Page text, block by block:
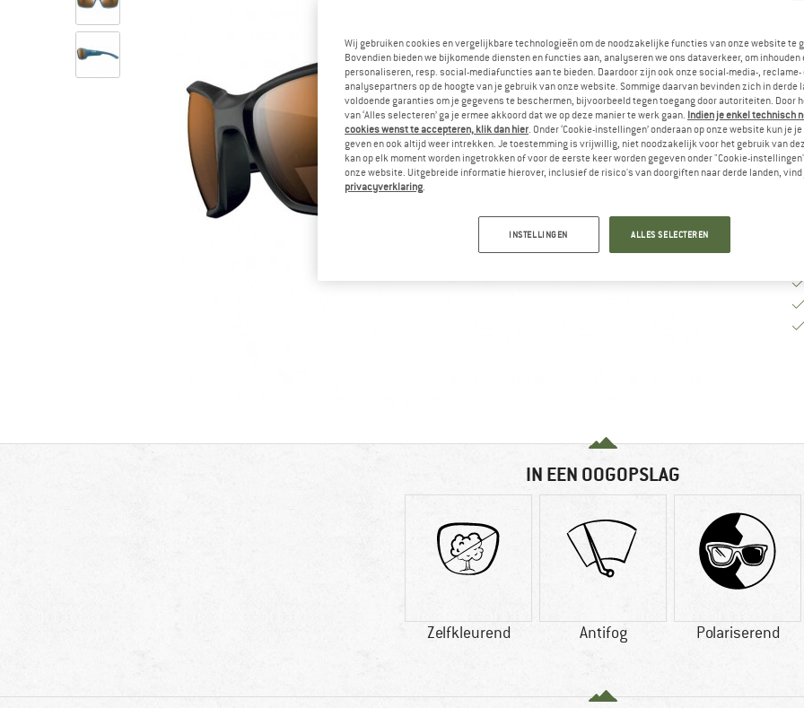
IN EEN OOGOPSLAG
Zelfkleurend Antifog Polariserend
Wij gebruiken cookies en vergelijkbare technologieën om de noodzakelijke functies van onze website te
Bovendien bieden we bijkomende diensten en functies aan, analyseren we ons dataverkeer, om inhouden
personaliseren, resp. social-mediafuncties aan te bieden. Daardoor zijn ook onze social-media-, reclame-
analysepartners op de hoogte van je gebruik van onze website. Sommige daarvan bevinden zich in derde
voldoende garanties om je gegevens te beschermen, bijvoorbeeld tegen toegang door autoriteiten. Door
van ‘Alles selecteren’ ga je ermee akkoord dat we op deze manier te werk gaan. Indien je enkel technisch
cookies wenst te accepteren, klik dan hier. Onder ‘Cookie-instellingen’ onderaan op onze website kun je
geven en ook altijd weer intrekken. Je toestemming is vrijwillig, niet noodzakelijk voor het gebruik van
kan op elk moment worden ingetrokken of voor de eerste keer worden gegeven onder "Cookie-
onze website. Uitgebreide informatie hierover, inclusief de risico's van doorgiften naar derde landen, vind
privacyverklaring.
INSTELLINGEN ALLES SELECTEREN